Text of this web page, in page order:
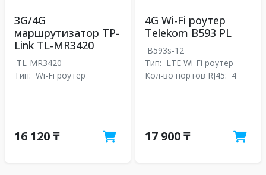
3G/4G
маршрутизатор TP-
Link TL-MR3420
TL-MR3420
Тип: Wi-Fi роутер
16 120 ₸
4G Wi-Fi роутер
Telekom B593 PL
B593s-12
Тип: LTE Wi-Fi роутер
Кол-во портов RJ45: 4
17 900 ₸